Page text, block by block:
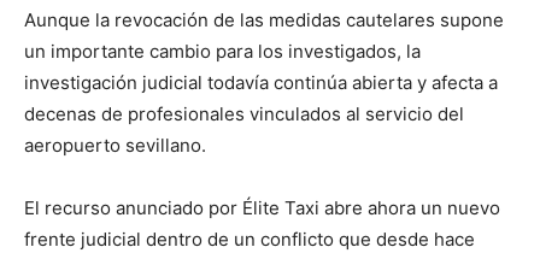
Aunque la revocación de las medidas cautelares supone
un importante cambio para los investigados, la
investigación judicial todavía continúa abierta y afecta a
decenas de profesionales vinculados al servicio del
aeropuerto sevillano.
El recurso anunciado por Élite Taxi abre ahora un nuevo
frente judicial dentro de un conflicto que desde hace